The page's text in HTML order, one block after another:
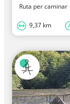
Ruta per caminar
9,37 km